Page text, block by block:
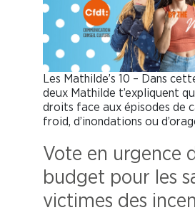
Les Mathilde’s 10 – Dans
deux Mathilde t’expliquent
droits face aux épisodes de
froid, d’inondations ou
Vote en urgence
budget pour les
victimes des